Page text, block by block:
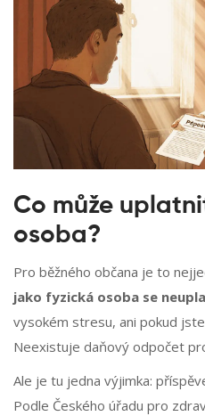
Co může
osoba?
Pro běžného občana je to
jako fyzická osoba se
vysokém stresu, ani pokud
Neexistuje daňový odpočet
Ale je tu jedna výjimka:
Podle Českého úřadu pro